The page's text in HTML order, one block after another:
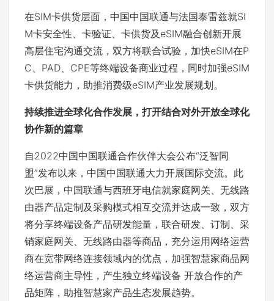
在SIM卡供货层面，中国中国联通与法国泰雷兹就SI
M卡安全性、卡验证、卡供货及eSIM融合创新开展
高层住宅沟通交流，双方将联合试验，加快eSIM在P
C、PAD、CPE等终端设备商业过程，同时加强eSIM
卡供货能力，助推消费级eSIM产业发展规划。
持续推进全球化合作发展，打开结合对外开放全球化
协作新的篇章
自2022中国中国联通合作伙伴大会公布“泛智同
盟”发布以来，中国中国联通大力开展国际交流。此
次巴展，中国联通与西班牙电信就家庭网关、无线路
由器产品定制及采购模式相互交流并达成一致，双方
将分享终端设备产品研发能量，联合研发、订制、采
销家庭网关、无线路由器等商品，充分运用网络运营
商在宽带网络连接领域内的优点，加强智慧家商品网
络运营商主导性，产生独立终端设备 开放合作的产
品矩阵，助推智慧家产品生态发展趋势。